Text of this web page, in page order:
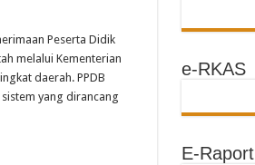
Peserta Didik
melalui Kementerian
daerah. PPDB
yang dirancang
e-RKAS
E-Raport